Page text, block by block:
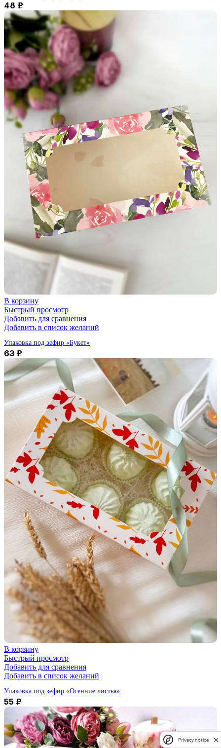
48 ₽
В корзину
Быстрый просмотр
Добавить для сравнения
Добавить в список желаний
Упаковка под зефир «Букет»
63 ₽
В корзину
Быстрый просмотр
Добавить для сравнения
Добавить в список желаний
Упаковка под зефир «Осенние листья»
55 ₽
Privacy notice